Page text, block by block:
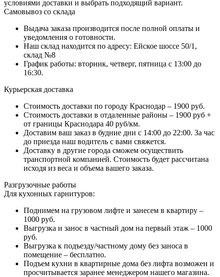
условиями доставки и выбрать подходящий вариант.
Самовывоз со склада
Выдача заказа производится после полной оплаты и
уведомления о готовности.
Наш склад находится по адресу: Ейское шоссе 50/1,
склад №8
График работы: вторник, четверг, пятница с 13:00 до
16:30.
Курьерская доставка
Стоимость доставки по городу Краснодар – 1900 руб.
Стоимость доставки в отдаленные районы – 1900 руб +
от границы Краснодара 40 руб/км.
Доставим ваш заказ в будние дни с 14:00 до 22:00. За час
до приезда наш водитель с вами свяжется.
Доставку в другие города сможем осуществить
транспортной компанией. Стоимость будет рассчитана
исходя из веса и объема вашего заказа.
Разгрузочные работы
Для кухонных гарнитуров:
Поднимем на грузовом лифте и занесем в квартиру –
1000 руб.
Выгрузка и занос в частный дом на первый этаж – 1000
руб.
Выгрузка к подъезду/частному дому без заноса в
помещение – бесплатно.
Подъем кухни в квартирные дома без лифта возможен и
просчитывается заранее менеджером нашего магазина.